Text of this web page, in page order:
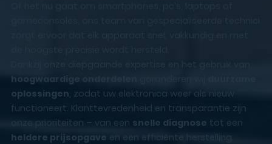
Dankzij onze diepgaande expertise en het gebruik van
hoogwaardige onderdelen
oplossingen, zodat uw elektronica weer als nieuw
functioneert. Klanttevredenheid en transparantie zijn
onze prioriteiten – van een snelle diagnose tot een
heldere prijsopgave en een efficiënte herstelling.